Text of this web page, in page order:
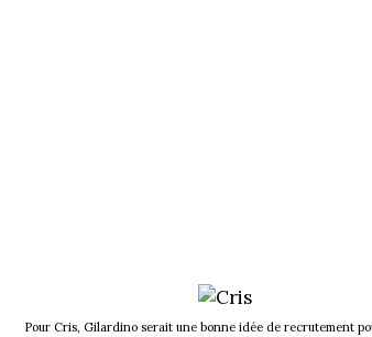
Pour Cris, Gilardino serait une bonne idée de recrutement